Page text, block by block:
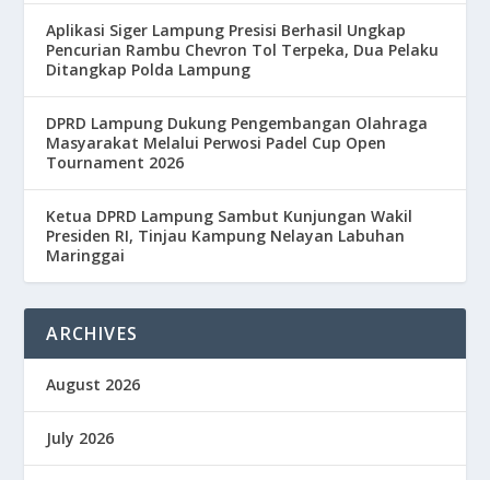
Aplikasi Siger Lampung Presisi Berhasil Ungkap
Pencurian Rambu Chevron Tol Terpeka, Dua Pelaku
Ditangkap Polda Lampung
DPRD Lampung Dukung Pengembangan Olahraga
Masyarakat Melalui Perwosi Padel Cup Open
Tournament 2026
Ketua DPRD Lampung Sambut Kunjungan Wakil
Presiden RI, Tinjau Kampung Nelayan Labuhan
Maringgai
ARCHIVES
August 2026
July 2026